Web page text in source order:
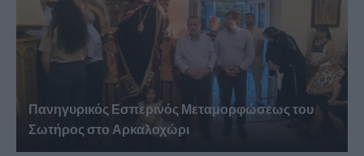
Πανηγυρικός Εσπερινός Μεταμορφώσεως του
Σωτήρος στο Αρκαλοχώρι